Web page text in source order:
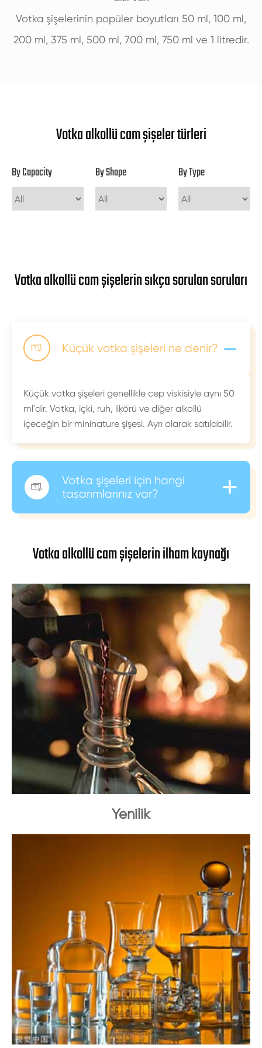
Votka şişelerinin popüler boyutları 50 ml, 100 ml,
200 ml, 375 ml, 500 ml, 700 ml, 750 ml ve 1 litredir.
Votka alkollü cam şişeler türleri
By Capacity By Shape By Type
Votka alkollü cam şişelerin sıkça sorulan soruları
 Küçük votka şişeleri ne denir? -
Küçük votka şişeleri genellikle cep viskisiyle aynı 50
ml'dir. Votka, içki, ruh, likörü ve diğer alkollü
içeceğin bir mininature şişesi. Ayrı olarak satılabilir.

Votka şişeleri için hangi
tasarımlarınız var?
+
Votka alkollü cam şişelerin ilham kaynağı
Yenilik